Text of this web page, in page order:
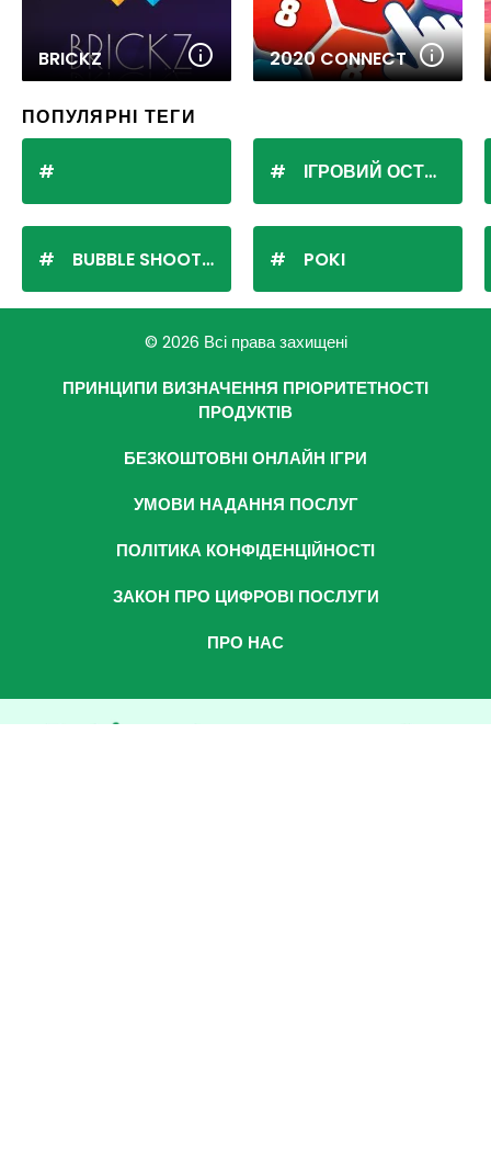
BRICKZ 2020 CONNECT
ПОПУЛЯРНІ ТЕГИ
BUBBLE SHOOTER
ІГРОВИЙ ОСТРІВ
POKI
© 2026 Всі права захищені
ПРИНЦИПИ ВИЗНАЧЕННЯ ПРІОРИТЕТНОСТІ
ПРОДУКТІВ
БЕЗКОШТОВНІ ОНЛАЙН ІГРИ
УМОВИ НАДАННЯ ПОСЛУГ
ПОЛІТИКА КОНФІДЕНЦІЙНОСТІ
ЗАКОН ПРО ЦИФРОВІ ПОСЛУГИ
ПРО НАС